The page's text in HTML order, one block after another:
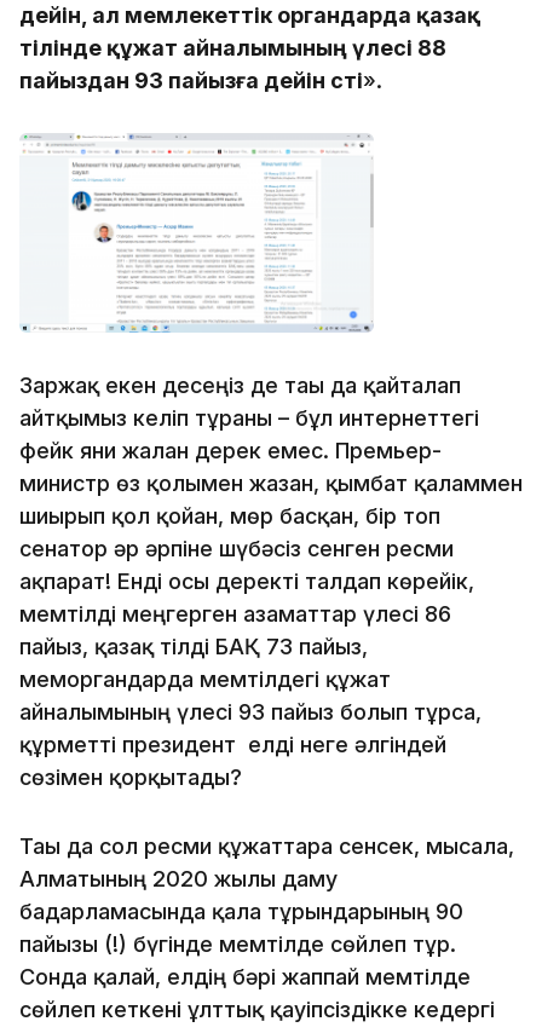
дейін, ал мемлекеттік органдарда қазақ
тілінде құжат айналымының үлесі 88
пайыздан 93 пайызға дейін өсті».
Заржақ екен десеңіз де тағы да қайталап
айтқымыз келіп тұрғаны – бұл интернеттегі
фейк яғни жалған дерек емес. Премьер-
министр өз қолымен жазған, қымбат қаламмен
шиырып қол қойған, мөр басқан, бір топ
сенатор әр әрпіне шүбәсіз сенген ресми
ақпарат! Енді осы деректі талдап көрейік,
мемтілді меңгерген азаматтар үлесі 86
пайыз, қазақ тілді БАҚ 73 пайыз,
меморгандарда мемтілдегі құжат
айналымының үлесі 93 пайыз болып тұрса,
құрметті президент елді неге әлгіндей
сөзімен қорқытады?
Тағы да сол ресми құжаттарға сенсек, мысалға,
Алматының 2020 жылғы даму
бағдарламасында қала тұрғындарының 90
пайызы (!) бүгінде мемтілде сөйлеп тұр.
Сонда қалай, елдің бәрі жаппай мемтілде
сөйлеп кеткені ұлттық қауіпсіздікке кедергі